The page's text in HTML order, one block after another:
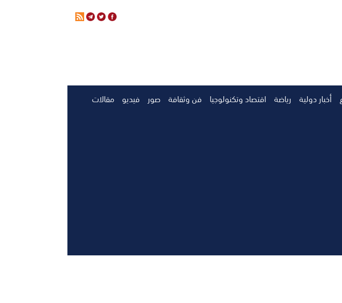
أخبار دولية رياضة اقتصاد وتكنولوجيا فن وثقافة صور فيديو مقالات